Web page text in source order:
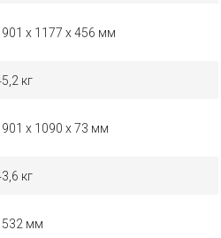
x 1177 x 456 мм
кг
x 1090 x 73 мм
кг
мм